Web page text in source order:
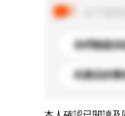
你們能提供
此產品的最